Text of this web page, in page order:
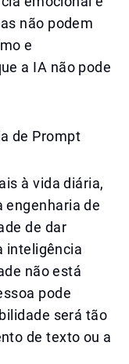
não podem
e
a IA não pode
de Prompt
à vida diária,
engenharia de
de dar
inteligência
não está
pode
será tão
de texto ou a